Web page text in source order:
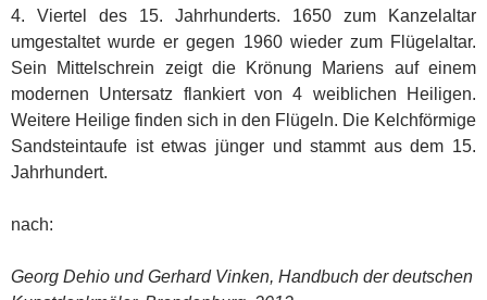
4. Viertel des 15. Jahrhunderts. 1650 zum Kanzelaltar
umgestaltet wurde er gegen 1960 wieder zum Flügelaltar.
Sein Mittelschrein zeigt die Krönung Mariens auf einem
modernen Untersatz flankiert von 4 weiblichen Heiligen.
Weitere Heilige finden sich in den Flügeln. Die Kelchförmige
Sandsteintaufe ist etwas jünger und stammt aus dem 15.
Jahrhundert.
nach:
Georg Dehio und Gerhard Vinken, Handbuch der deutschen